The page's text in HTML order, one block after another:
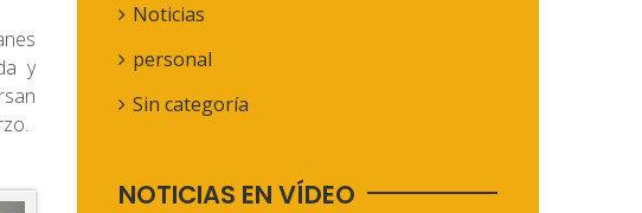
y
Noticias
personal
Sin categoría
NOTICIAS EN VÍDEO